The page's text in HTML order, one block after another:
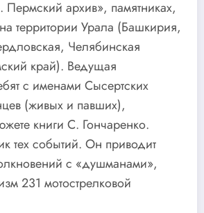
Пермский архив», памятниках,
территории Урала (Башкирия,
Челябинская
край). Ведущая
с именами Сысертских
(живых и павших),
книги С. Гончаренко.
тех событий. Он приводит
с «душманами»,
231 мотострелковой